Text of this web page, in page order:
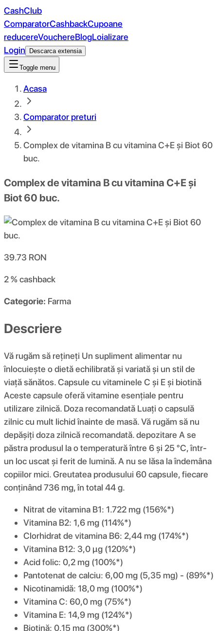
CashClub
ComparatorCashbackCupoane
reducereVouchereBlogLoializare
Login
Descarca extensia
Toggle menu
Acasa
Comparator preturi
Complex de vitamina B cu vitamina C+E și Biot 60
buc.
Complex de vitamina B cu vitamina C+E și
Biot 60 buc.
39.73 RON
2 %cashback
Categorie: Farma
Descriere
Vă rugăm să rețineți Un supliment alimentar nu
înlocuiește o dietă echilibrată și variată și un stil de
viață sănătos. Capsule cu vitaminele C și E și biotină
Aceste capsule oferă vitamine esențiale pentru
utilizare zilnică. Doza recomandată Luați o capsulă
zilnic cu mult lichid înainte de masă. Vă rugăm să nu
depășiți doza zilnică recomandată. depozitare A se
păstra produsul la o temperatură între 6 și 25 °C, într-
un loc uscat și ferit de lumină. A nu se lăsa la îndemâna
copiilor mici. Greutatea produsului 60 capsule, fiecare
conținând 736 mg, în total 44 g.
Nitrat de vitamina B1: 1.722 mg (156%*)
Vitamina B2: 1,6 mg (114%*)
Clorhidrat de vitamina B6: 2,44 mg (174%*)
Vitamina B12: 3,0 µg (120%*)
Acid folic: 0,2 mg (100%*)
Pantotenat de calciu: 6,00 mg (5,35 mg) - (89%*)
Nicotinamidă: 18,0 mg (100%*)
Vitamina C: 60,0 mg (75%*)
Vitamina E: 14,9 mg (124%*)
Biotină: 0,15 mg (300%*)